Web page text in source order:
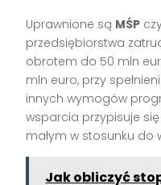
Uprawnione są MŚP
przedsiębiorstwa
obrotem do 50 mln
mln euro, przy
innych wymogów
wsparcia przypisuje
małym w stosunku
Jak obliczyć